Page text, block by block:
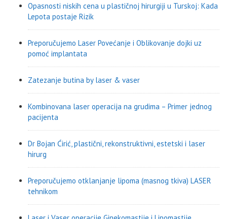
Opasnosti niskih cena u plastičnoj hirurgiji u Turskoj: Kada
Lepota postaje Rizik
Preporučujemo Laser Povećanje i Oblikovanje dojki uz
pomoć implantata
Zatezanje butina by laser & vaser
Kombinovana laser operacija na grudima – Primer jednog
pacijenta
Dr Bojan Ćirić, plastični, rekonstruktivni, estetski i laser
hirurg
Preporučujemo otklanjanje lipoma (masnog tkiva) LASER
tehnikom